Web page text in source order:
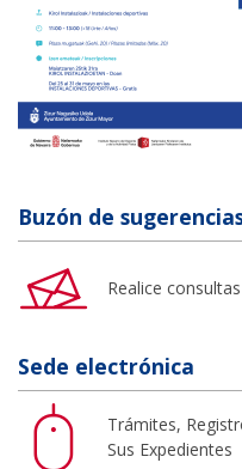
Buzón de
Realice
Sede electrónica
Trámites,
Sus Expedientes